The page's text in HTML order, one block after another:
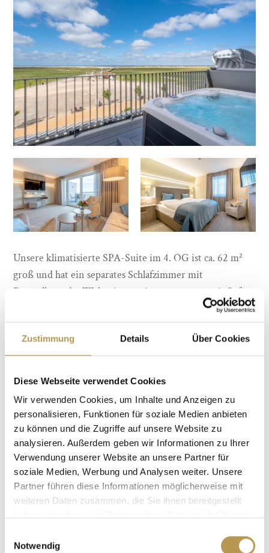
Zustimmung Details Über Cookies
Diese Webseite verwendet Cookies
Wir verwenden Cookies, um Inhalte und Anzeigen zu
personalisieren, Funktionen für soziale Medien anbieten
zu können und die Zugriffe auf unsere Website zu
analysieren. Außerdem geben wir Informationen zu Ihrer
Verwendung unserer Website an unsere Partner für
soziale Medien, Werbung und Analysen weiter. Unsere
Partner führen diese Informationen möglicherweise mit
weiteren Daten zusammen, die Sie ihnen bereitgestellt
Notwendig
Unsere klimatisierte SPA-Suite im 4. OG ist ca. 62 m²
groß und hat ein separates Schlafzimmer mit
Doppelbett, das Wohnzimmer ist ausgestattet mit Sofa,
Schreibtisch, Sitzgelegenheit, Minibar und Telefon und
verfügt über eine Dachterrasse mit Whirlpool. Das
Badezimmer hat eine ebenerdige Dusche und separates
WC. Bademantel, Saunatücher und Badeslipper sind
vorhanden.
JETZT BUCHEN
SUITE DREAMS -25%
AUSTERNFISCHER SUITE IM